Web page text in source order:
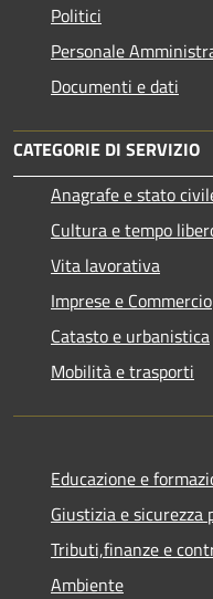
Politici
Personale
Documenti e dati
CATEGORIE DI SERVIZIO
Anagrafe e stato
Cultura e tempo
Vita lavorativa
Imprese e Commercio
Catasto e urbanistica
Mobilità e trasporti
Educazione e
Giustizia e sicurezza
Tributi,finanze e
Ambiente